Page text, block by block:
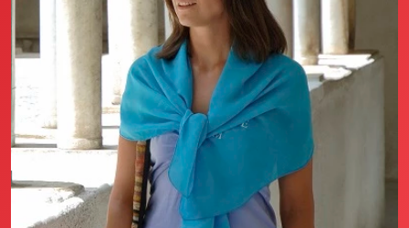
Scopri Club di Più
Le testimonianze Club di Più
La fondatrice Valeria Pilla
Annunci Donne
Agenzia matrimoniale Club di Più
Love Notebook